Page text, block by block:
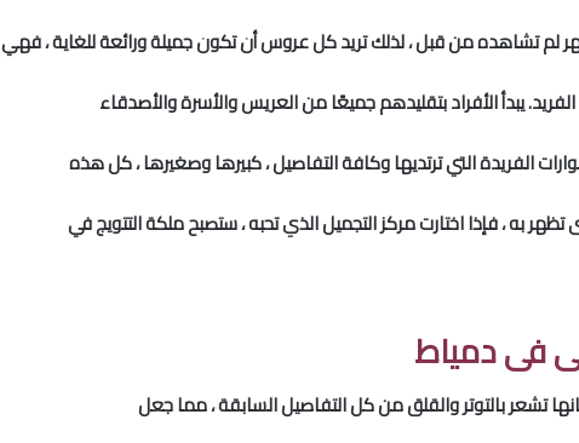
لم تشاهده من قبل ، لذلك تريد كل عروس أن تكون جميلة ورائعة للغاية ، فهي
الفريد. يبدأ الأفراد بتقليدهم جميعًا من العريس والأسرة والأصدقاء
الفريدة التي ترتديها وكافة التفاصيل ، كبيرها وصغيرها ، كل هذه
به ، فإذا اختارت مركز التجميل الذي تحبه ، ستصبح ملكة التتويج في
فى دمياط
تشعر بالتوتر والقلق من كل التفاصيل السابقة ، مما جعل